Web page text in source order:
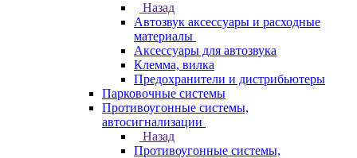
Назад
Автозвук аксессуары и расходные
материалы
Аксессуары для автозвука
Клемма, вилка
Предохранители и дистрибьютеры
Парковочные системы
Противоугонные системы,
автосигнализации
Назад
Противоугонные системы,